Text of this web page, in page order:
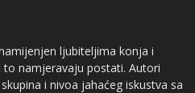
ljubiteljima konja i
namjeravaju postati. Autori
i nivoa jahaćeg iskustva sa